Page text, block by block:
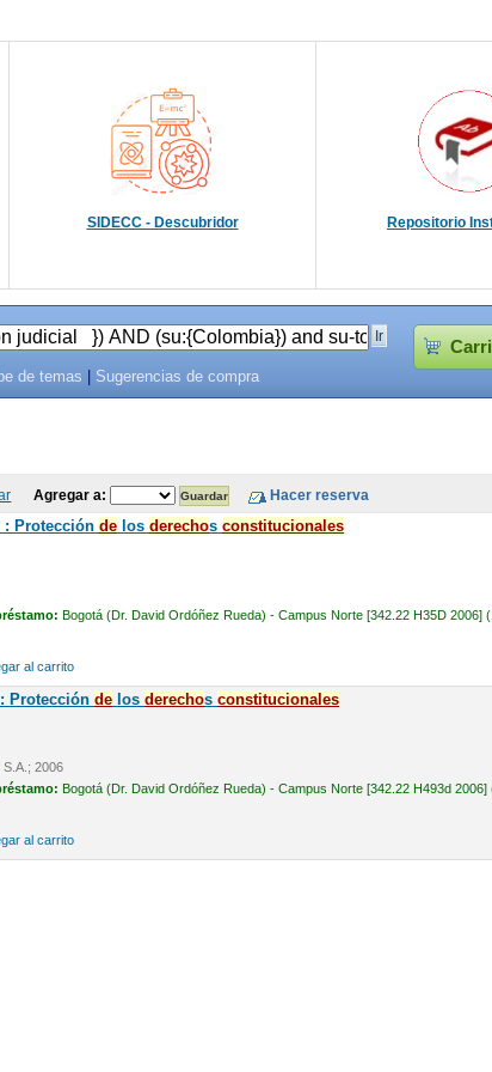
SIDECC - Descubridor Repositorio
de temas Sugerencias de compra
Agregar a:
Protección delos derechos constitucionales
Bogotá (Dr. David Ordóñez Rueda) - Campus Norte [342.22 H35D 2006]
al carrito
Protección delos derechos constitucionales
S.A.; 2006
Bogotá (Dr. David Ordóñez Rueda) - Campus Norte [342.22 H493d
al carrito